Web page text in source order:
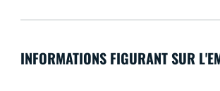
INFORMATIONS FIGURANT SUR